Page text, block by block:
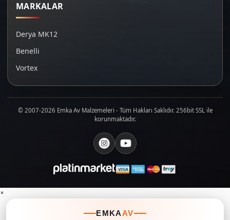
MARKALAR
Derya MK12
Benelli
Vortex
© 2007-2026 Emka Av Malzemeleri - Tüm Hakları Saklıdır. 256bit SSL ile
korunmaktadır.
×
EMKAAV